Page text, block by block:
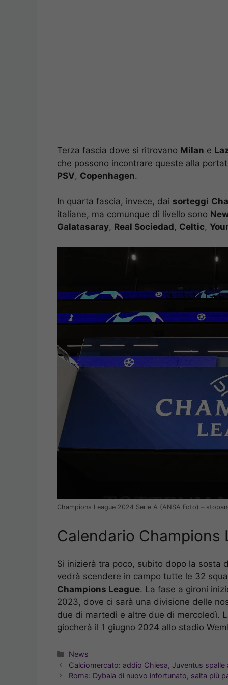
Terza fascia dove si ritrovano Milan e
che possono incontrare queste alla
PSV, Copenhagen.
In quarta fascia, invece, dai sorteggi
italiane, ma comunque di livello sono
Galatasaray, Real Sociedad, Celtic,
Champions League 2024 Serie A (ANSA Foto) –
Calendario Champions
Si inizierà tra poco, subito dopo la sosta
vedrà scendere in campo tutte le 32
Champions League. La fase a gironi
2023, dove ci sarà una divisione delle
due di martedì e altre due di mercoledì.
giocherà il 1 giugno 2024 allo stadio
Categorie
News
Calciomercato: addio Chiesa, Juventus spalle
Roma: Dybala di nuovo infortunato, salta più